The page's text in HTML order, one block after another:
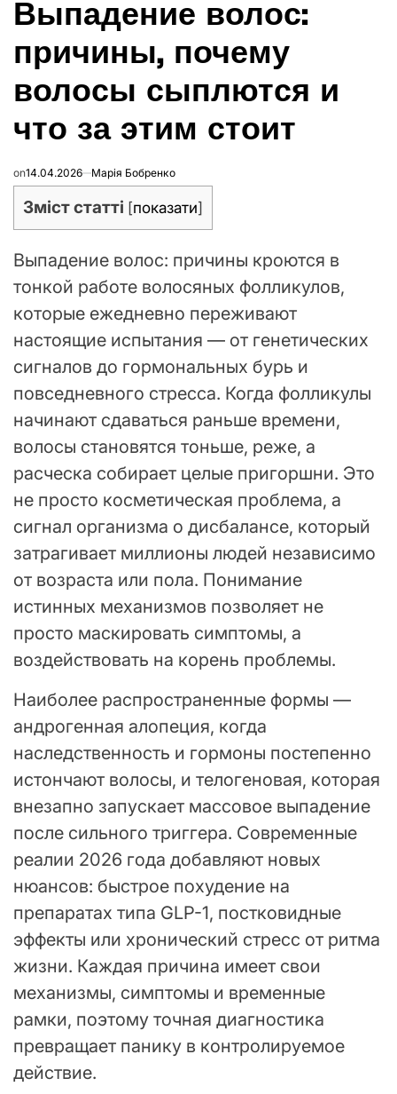
Выпадение волос:
причины, почему
волосы сыплются и
что за этим стоит
on14.04.2026 Марія Бобренко
Зміст статті [показати]
Выпадение волос: причины кроются в
тонкой работе волосяных фолликулов,
которые ежедневно переживают
настоящие испытания — от генетических
сигналов до гормональных бурь и
повседневного стресса. Когда фолликулы
начинают сдаваться раньше времени,
волосы становятся тоньше, реже, а
расческа собирает целые пригоршни. Это
не просто косметическая проблема, а
сигнал организма о дисбалансе, который
затрагивает миллионы людей независимо
от возраста или пола. Понимание
истинных механизмов позволяет не
просто маскировать симптомы, а
воздействовать на корень проблемы.
Наиболее распространенные формы —
андрогенная алопеция, когда
наследственность и гормоны постепенно
истончают волосы, и телогеновая, которая
внезапно запускает массовое выпадение
после сильного триггера. Современные
реалии 2026 года добавляют новых
нюансов: быстрое похудение на
препаратах типа GLP-1, постковидные
эффекты или хронический стресс от ритма
жизни. Каждая причина имеет свои
механизмы, симптомы и временные
рамки, поэтому точная диагностика
превращает панику в контролируемое
действие.